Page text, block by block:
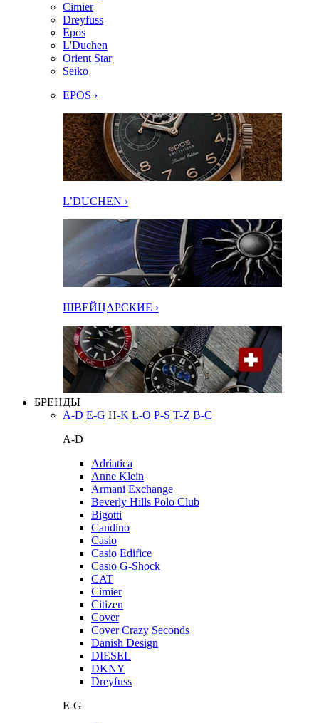
Cimier
Dreyfuss
Epos
L'Duchen
Orient Star
Seiko
EPOS ›
L’DUCHEN ›
ШВЕЙЦАРСКИЕ ›
БРЕНДЫ
A-D E-G H-K L-O P-S T-Z В-С
A-D
Adriatica
Anne Klein
Armani Exchange
Beverly Hills Polo Club
Bigotti
Candino
Casio
Casio Edifice
Casio G-Shock
CAT
Cimier
Citizen
Cover
Cover Crazy Seconds
Danish Design
DIESEL
DKNY
Dreyfuss
E-G